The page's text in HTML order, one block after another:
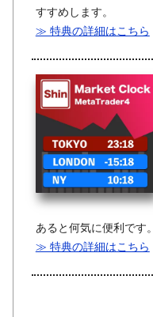
すすめします。
≫ 特典の詳細はこちら
あると何気に便利です。
≫ 特典の詳細はこちら